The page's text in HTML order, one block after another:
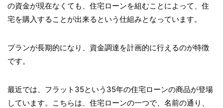
の資金が現在なくても、住宅ローンを組むことによって、住
宅を購入することが出来るという仕組みとなっています。
プランが長期的になり、資金調達を計画的に行えるのが特徴
です。
最近では、フラット35という35年の住宅ローンの商品が登場
しています。こちらは、住宅ローンの一つで、名前の通り、